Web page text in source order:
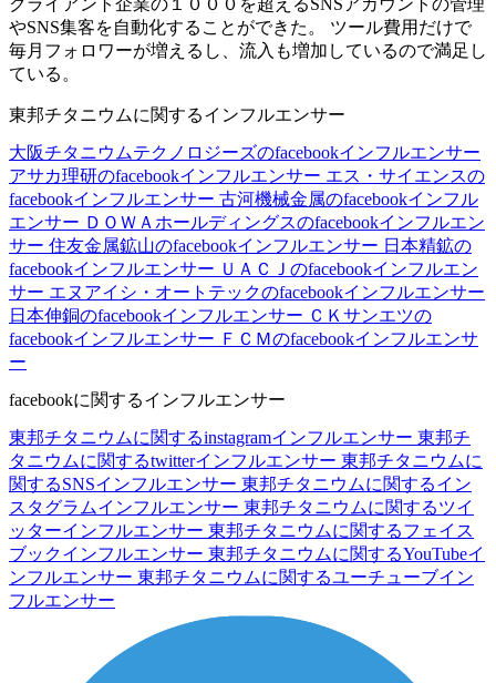
やSNS集客を自動化することができた。 ツール費用だけで
毎月フォロワーが増えるし、流入も増加しているので満足し
ている。
東邦チタニウムに関するインフルエンサー
大阪チタニウムテクノロジーズのfacebookインフルエンサー
アサカ理研のfacebookインフルエンサー エス・サイエンスの
facebookインフルエンサー 古河機械金属のfacebookインフル
エンサー ＤＯＷＡホールディングスのfacebookインフルエン
サー 住友金属鉱山のfacebookインフルエンサー 日本精鉱の
facebookインフルエンサー ＵＡＣＪのfacebookインフルエン
サー エヌアイシ・オートテックのfacebookインフルエンサー
日本伸銅のfacebookインフルエンサー ＣＫサンエツの
facebookインフルエンサー ＦＣＭのfacebookインフルエンサ
ー
facebookに関するインフルエンサー
東邦チタニウムに関するinstagramインフルエンサー 東邦チ
タニウムに関するtwitterインフルエンサー 東邦チタニウムに
関するSNSインフルエンサー 東邦チタニウムに関するイン
スタグラムインフルエンサー 東邦チタニウムに関するツイ
ッターインフルエンサー 東邦チタニウムに関するフェイス
ブックインフルエンサー 東邦チタニウムに関するYouTubeイ
ンフルエンサー 東邦チタニウムに関するユーチューブイン
フルエンサー